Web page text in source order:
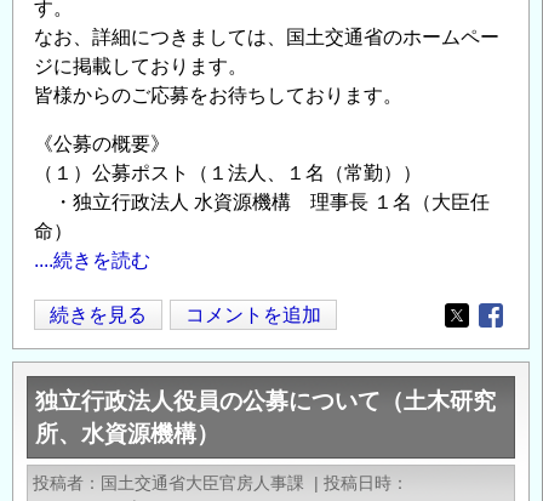
す。
なお、詳細につきましては、国土交通省のホームペー
ジに掲載しております。
皆様からのご応募をお待ちしております。
《公募の概要》
（１）公募ポスト（１法人、１名（常勤））
・独立行政法人 水資源機構 理事長 １名（大臣任
命）
....続きを読む
独
立
行
政
法
人
役
続きを見る コメントを追加
Opens in
独立行政法人役員の公募について（土木研究
所、水資源機構）
投稿者 国土交通省大臣官房人事課 | 投稿日時